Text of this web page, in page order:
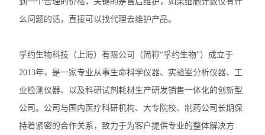
光度计
凝胶成像系统
酶标仪
么问题的话，直接可以找代理去维护产品。
孚约生物科技（上海）有限公司（简称“孚约生物"）成立于
2013年，是一家专业从事生命科学仪器、实验室分析仪器、工
业检测仪器、以及科研试剂耗材生产研发销售一体化的创新型
公司。公司与国内医疗科研机构、大专院校、制药公司长期保
持着紧密的合作关系，致力于为客户提供专业的整体解决方